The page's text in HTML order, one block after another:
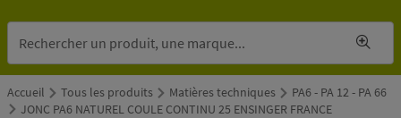
Accueil Tous les produits Matières techniques
PA6 - PA 12 - PA 66
JONC PA6 NATUREL COULE CONTINU 25 ENSINGER FRANCE